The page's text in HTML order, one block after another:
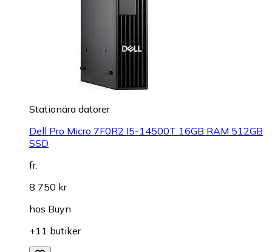
Stationära datorer
Dell Pro Micro 7F0R2 I5-14500T 16GB RAM 512GB
SSD
fr.
8 750 kr
hos Buyn
+11 butiker